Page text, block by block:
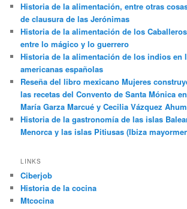
Historia de la alimentación, entre otras
de clausura de las Jerónimas
Historia de la alimentación de los
entre lo mágico y lo guerrero
Historia de la alimentación de los indios en
americanas españolas
Reseña del libro mexicano Mujeres
las recetas del Convento de Santa Mónica
María Garza Marcué y Cecilia Vázquez
Historia de la gastronomía de las islas
Menorca y las islas Pitiusas (Ibiza
LINKS
Ciberjob
Historia de la cocina
Mtcocina